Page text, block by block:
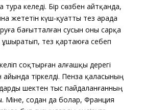
тура келеді. Бір сөзбен айтқанда,
жететін күш-қуатты тез арада
бағытталған сусын оны сарқа
ұшыратып, тез қартаюға себеп
соқтырған алғашқы дерегі
тіркелді. Пенза қаласының
шектен тыс пайдаланғанның
Міне, содан да болар, Франция